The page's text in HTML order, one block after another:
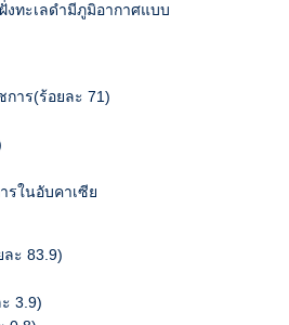
ทะเลดำมีภูมิอากาศแบบ
การ(ร้อยละ 71)
รในอับคาเซีย
ะ 83.9)
3.9)